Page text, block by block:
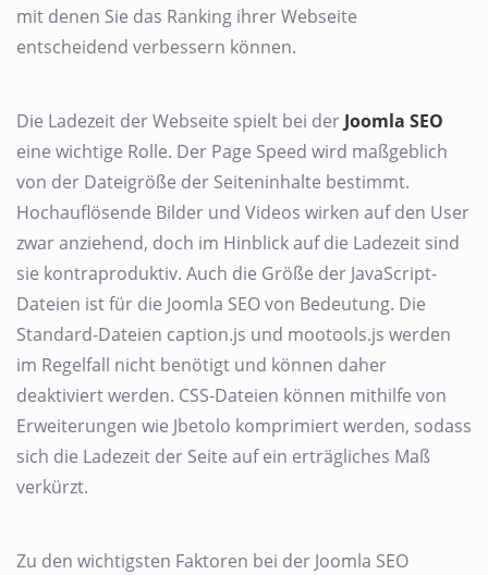
mit denen Sie das Ranking ihrer Webseite
entscheidend verbessern können.
Die Ladezeit der Webseite spielt bei der Joomla SEO
eine wichtige Rolle. Der Page Speed wird maßgeblich
von der Dateigröße der Seiteninhalte bestimmt.
Hochauflösende Bilder und Videos wirken auf den User
zwar anziehend, doch im Hinblick auf die Ladezeit sind
sie kontraproduktiv. Auch die Größe der JavaScript-
Dateien ist für die Joomla SEO von Bedeutung. Die
Standard-Dateien caption.js und mootools.js werden
im Regelfall nicht benötigt und können daher
deaktiviert werden. CSS-Dateien können mithilfe von
Erweiterungen wie Jbetolo komprimiert werden, sodass
sich die Ladezeit der Seite auf ein erträgliches Maß
verkürzt.
Zu den wichtigsten Faktoren bei der Joomla SEO